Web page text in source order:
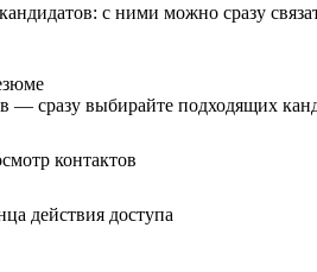
с ними можно сразу
— сразу выбирайте подходящих
контактов
действия доступа